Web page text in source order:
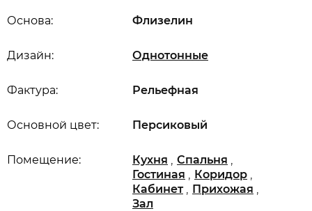
Основной цвет: Персиковый
Дизайн: Однотонные
Основа: Флизелин
Помещение: Кухня , Спальня ,
Гостиная , Коридор ,
Кабинет , Прихожая ,
Зал
Фактура: Рельефная